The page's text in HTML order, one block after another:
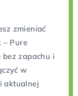
zmieniać
– Pure
bez zapachu i
w
aktualnej